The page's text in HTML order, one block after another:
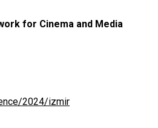
for Cinema and Media
2024/izmir